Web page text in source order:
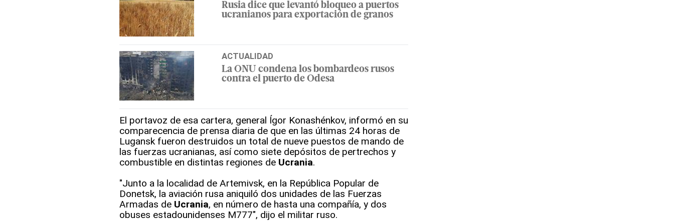
Rusia dice que levantó bloqueo a puertos
ucranianos para exportación de granos
ACTUALIDAD
La ONU condena los bombardeos rusos
contra el puerto de Odesa
El portavoz de esa cartera, general Ígor Konashénkov, informó en su
comparecencia de prensa diaria de que en las últimas 24 horas de
Lugansk fueron destruidos un total de nueve puestos de mando de
las fuerzas ucranianas, así como siete depósitos de pertrechos y
combustible en distintas regiones de Ucrania.
"Junto a la localidad de Artemivsk, en la República Popular de
Donetsk, la aviación rusa aniquiló dos unidades de las Fuerzas
Armadas de Ucrania, en número de hasta una compañía, y dos
obuses estadounidenses M777", dijo el militar ruso.